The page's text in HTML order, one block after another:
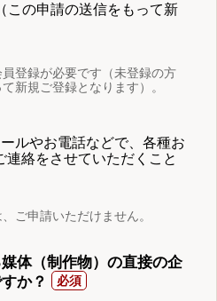
この申請の送信をもって新
登録が必要です（未登録の方
新規ご登録となります）。
ルやお電話などで、各種お
絡をさせていただくこと
ご申請いただけません。
体（制作物）の直接の企
か？